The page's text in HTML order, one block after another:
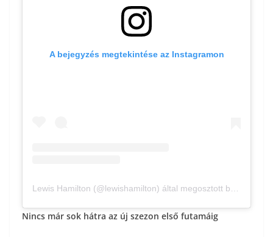
A bejegyzés megtekintése az Instagramon
Lewis Hamilton (@lewishamilton) által megosztott bejegyzés
Nincs már sok hátra az új szezon első futamáig